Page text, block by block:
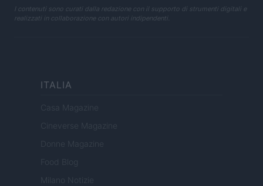
I contenuti sono curati dalla redazione con il supporto di strumenti digitali e
realizzati in collaborazione con autori indipendenti.
ITALIA
Casa Magazine
Cineverse Magazine
Donne Magazine
Food Blog
Milano Notizie